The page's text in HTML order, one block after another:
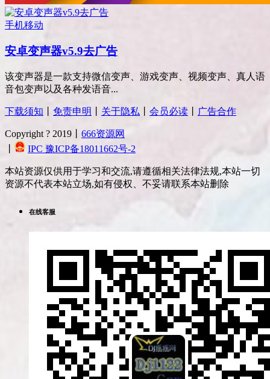
手机移动
安卓变声器v5.9去广告
该变声器是一款支持微信变声、游戏变声、视频变声、真人语
音包变声以及各种发语音...
下载须知 免责申明 关于隐私 会员必读 广告合作
Copyright ? 2019丨 666资源网
IPC 豫ICP备18011662号-2
本站资源仅供用于学习和交流,请遵循相关法律法规,本站一切
资源不代表本站立场,如有侵权、不妥请联系本站删除
在线客服